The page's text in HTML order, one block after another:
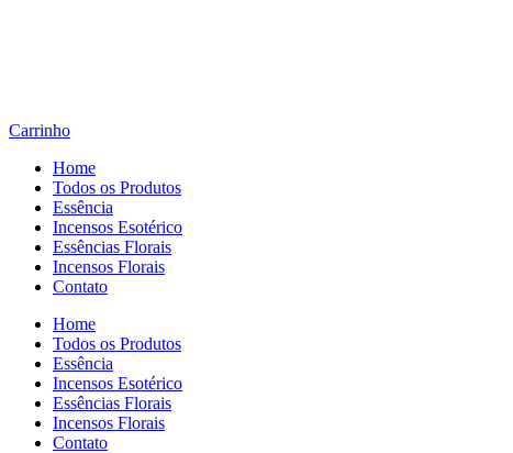
Carrinho
Home
Todos os Produtos
Essência
Incensos Esotérico
Essências Florais
Incensos Florais
Contato
Home
Todos os Produtos
Essência
Incensos Esotérico
Essências Florais
Incensos Florais
Contato